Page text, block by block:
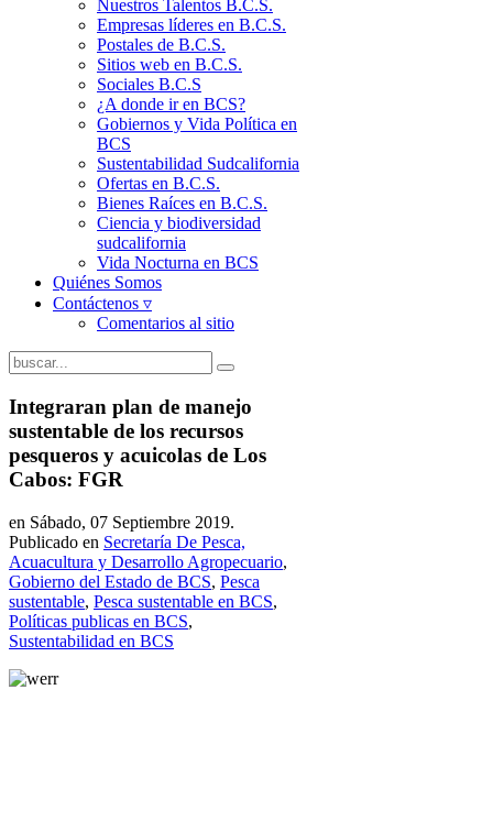
Nuestros Talentos B.C.S.
Empresas líderes en B.C.S.
Postales de B.C.S.
Sitios web en B.C.S.
Sociales B.C.S
¿A donde ir en BCS?
Gobiernos y Vida Política en
BCS
Sustentabilidad Sudcalifornia
Ofertas en B.C.S.
Bienes Raíces en B.C.S.
Ciencia y biodiversidad
sudcalifornia
Vida Nocturna en BCS
Quiénes Somos
Contáctenos ▿
Comentarios al sitio
Integraran plan de manejo
sustentable de los recursos
pesqueros y acuicolas de Los
Cabos: FGR
en Sábado, 07 Septiembre 2019.
Publicado en Secretaría De Pesca,
Acuacultura y Desarrollo Agropecuario,
Gobierno del Estado de BCS, Pesca
sustentable, Pesca sustentable en BCS,
Políticas publicas en BCS,
Sustentabilidad en BCS